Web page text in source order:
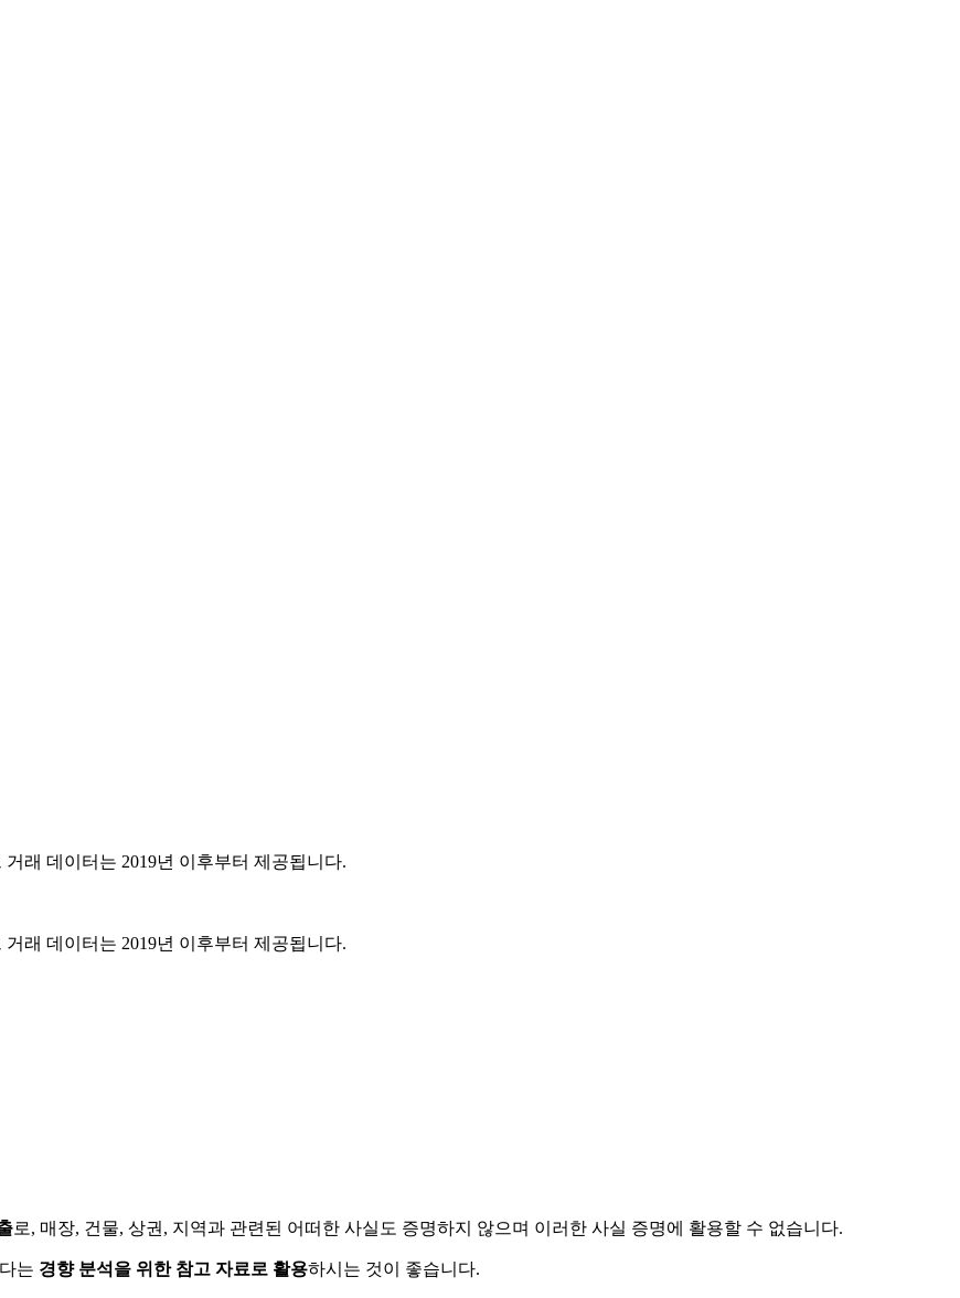
래 데이터는 2019년 이후부터 제공됩니다.
래 데이터는 2019년 이후부터 제공됩니다.
로, 매장, 건물, 상권, 지역과 관련된 어떠한 사실도 증명하지 않으며 이러한 사실 증명에 활용할 수 없습니다.
는 경향 분석을 위한 참고 자료로 활용하시는 것이 좋습니다.